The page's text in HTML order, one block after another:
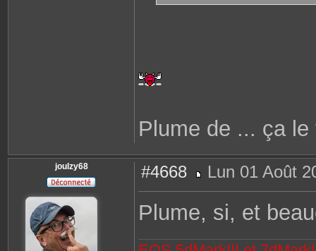
Plume de ... ça
joulzy68 #4668
e
g
Lun 01 Août
Plume, si, et